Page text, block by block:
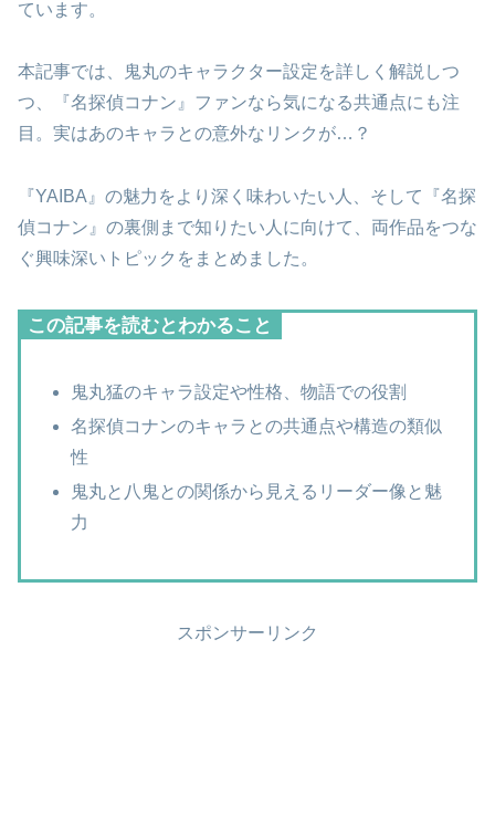
ています。
本記事では、鬼丸のキャラクター設定を詳しく解説しつ
つ、『名探偵コナン』ファンなら気になる共通点にも注
目。実はあのキャラとの意外なリンクが…？
『YAIBA』の魅力をより深く味わいたい人、そして『名探
偵コナン』の裏側まで知りたい人に向けて、両作品をつな
ぐ興味深いトピックをまとめました。
この記事を読むとわかること
鬼丸猛のキャラ設定や性格、物語での役割
名探偵コナンのキャラとの共通点や構造の類似
性
鬼丸と八鬼との関係から見えるリーダー像と魅
力
スポンサーリンク